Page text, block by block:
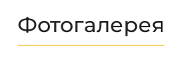
Фотогалерея